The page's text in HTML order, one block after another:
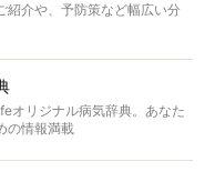
紹介や、予防策など幅広い分
オリジナル病気辞典。あなた
の情報満載